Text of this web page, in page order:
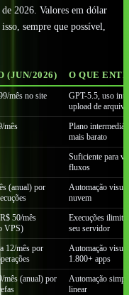
2026. Valores em dólar
sempre que possível,
(JUN/2026) O QUE
mês no site
GPT-5.5, uso
upload de
mês
Plano
mais barato
Suficiente para
fluxos
(anual) por
Automação
nuvem
50/mês
VPS)
Execuções
seu servidor
12/mês por
Automação
1.800+ apps
mês (anual) por
Automação
linear